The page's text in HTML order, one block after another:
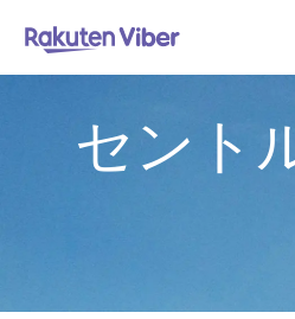
セント